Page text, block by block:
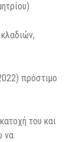
πρόστιμο
του και
να